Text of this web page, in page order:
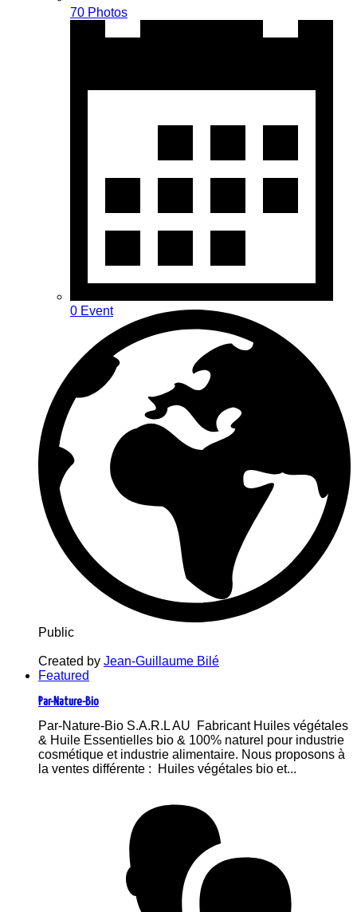
70 Photos
0 Event
Public
Created by Jean-Guillaume Bilé
Featured
Par-Nature-Bio
Par-Nature-Bio S.A.R.L AU Fabricant Huiles végétales
& Huile Essentielles bio & 100% naturel pour industrie
cosmétique et industrie alimentaire. Nous proposons à
la ventes différente : Huiles végétales bio et...